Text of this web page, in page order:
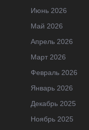
Июнь 2026
Май 2026
Апрель 2026
Март 2026
Февраль 2026
Январь 2026
Декабрь 2025
Ноябрь 2025